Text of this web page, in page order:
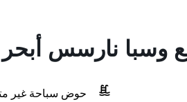
وسبا نارسس أبحر
حوض سباحة غير